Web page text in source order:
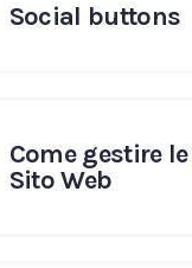
Social buttons
Come gestire
Sito Web